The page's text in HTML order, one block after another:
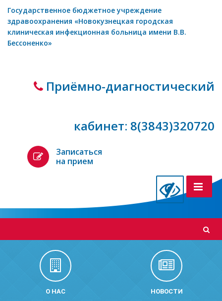
Государственное бюджетное учреждение
здравоохранения «Новокузнецкая городская
клиническая инфекционная больница имени В.В.
Бессоненко»
Приёмно-диагностический
кабинет: 8(3843)320720
Записаться
на прием
О НАС НОВОСТИ